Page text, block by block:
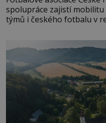
spolupráce zajistí mobilitu
týmů i českého fotbalu v